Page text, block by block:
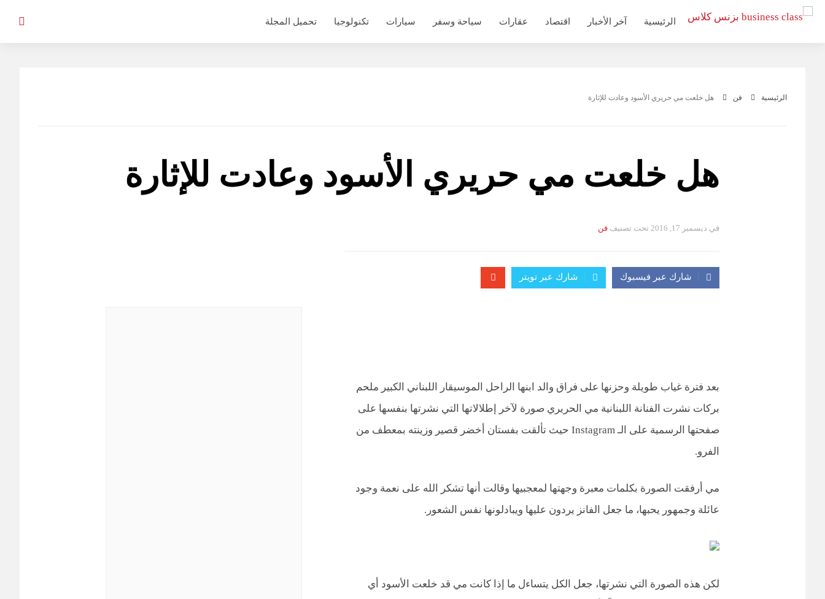
التجاوز
الرئيسية آخر الأخبار اقتصاد عقارات سياحة وسفر سيارات تكنولوجيا تحميل المجلة
الرئيسية فن هل خلعت مي حريري الأسود وعادت للإثارة
هل خلعت مي حريري الأسود وعادت للإثارة
في ديسمبر 17, 2016 تحت تصنيف التصانيف
فن
شارك عبر فيسبوك شارك عبر تويتر
بعد فترة غياب طويلة وحزنها على فراق والد ابنها الراحل الموسيقار اللبناني الكبير ملحم
بركات نشرت الفنانة اللبنانية مي الحريري صورة لآخر إطلالاتها التي نشرتها بنفسها على
صفحتها الرسمية على الـ Instagram حيث تألقت بفستان أخضر قصير وزينته بمعطف من
الفرو.
مي أرفقت الصورة بكلمات معبرة وجهتها لمعجبيها وقالت أنها تشكر الله على نعمة وجود
عائلة وجمهور يحبها، ما جعل الفانز يردون عليها ويبادلونها نفس الشعور.
لكن هذه الصورة التي نشرتها، جعل الكل يتساءل ما إذا كانت مي قد خلعت الأسود أي